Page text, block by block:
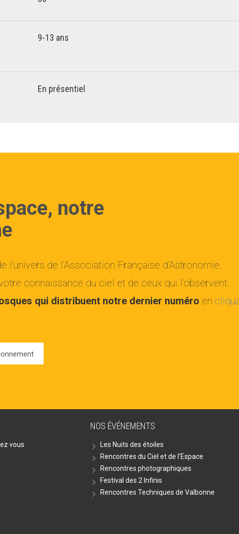
9-13 ans
En présentiel
notre
l'univers de l'Association Française d'Astronomie.
connaissance du ciel et de ceux qui l'observent.
qui distribuent notre dernier numéro en
vous
NOS ÉVÉNEMENTS
Les Nuits des étoiles
Rencontres du Ciel et de l'Espace
Rencontres photographiques
Festival des 2 Infinis
Rencontres Techniques de Valbonne